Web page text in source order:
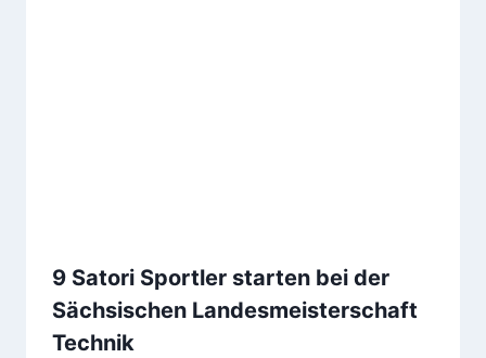
9 Satori Sportler starten bei der
Sächsischen Landesmeisterschaft
Technik